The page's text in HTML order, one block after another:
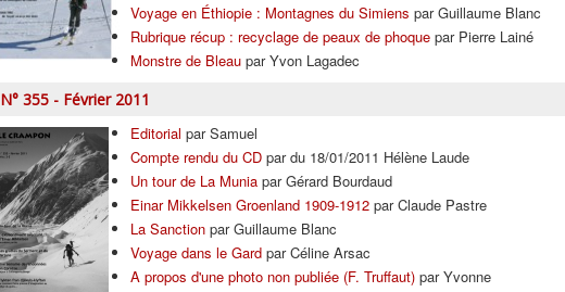
Voyage en Éthiopie : Montagnes du Simiens par Guillaume Blanc
Rubrique récup : recyclage de peaux de phoque par Pierre Lainé
Monstre de Bleau par Yvon Lagadec
N° 355 - Février 2011
Editorial par Samuel
Compte rendu du CD par du 18/01/2011 Hélène Laude
Un tour de La Munia par Gérard Bourdaud
Einar Mikkelsen Groenland 1909-1912 par Claude Pastre
La Sanction par Guillaume Blanc
Voyage dans le Gard par Céline Arsac
A propos d'une photo non publiée (F. Truffaut) par Yvonne